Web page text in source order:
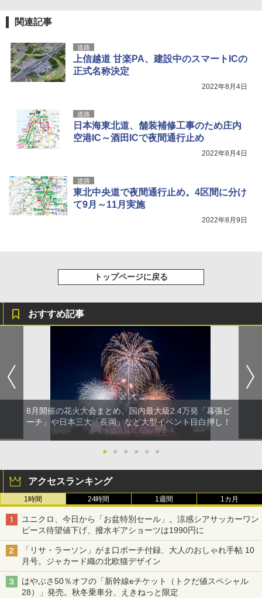
￥14,800
コンパクト iimono117 (ブルー)
￥3,080
関連記事
道路
上信越道 甘楽PA、建設中のスマートICの
正式名称決定
2022年8月4日
道路
日本海東北道、舗装補修工事のため庄内
空港IC～酒田ICで夜間通行止め
2022年8月4日
道路
東北中央道で夜間通行止め。4区間に分け
て9月～11月実施
2022年8月9日
トップページに戻る
おすすめ記事
8月開催の花火大会まとめ。国内最大級2.4万発「幕張ビ
ーチ」や日本三大「長岡」など大型イベント目白押し！
● ● ● ● ● ●
アクセスランキング
1時間 24時間 1週間 1カ月
ユニクロ、今日から「お盆特別セール」。涼感シアサッカーワン
ピース待望値下げ、撥水ギアショーツは1990円に
「リサ・ラーソン」がま口ポーチ付録、大人のおしゃれ手帖 10
月号。ジャカード織の北欧猫デザイン
はやぶさ50％オフの「新幹線eチケット（トクだ値スペシャル
28）」発売。秋冬乗車分、えきねっと限定